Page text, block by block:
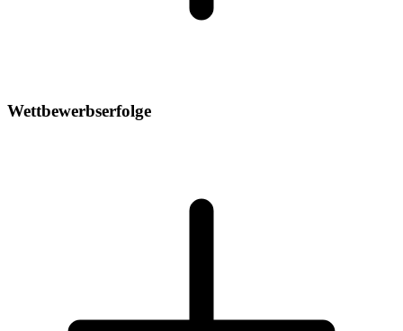
Wettbewerbserfolge